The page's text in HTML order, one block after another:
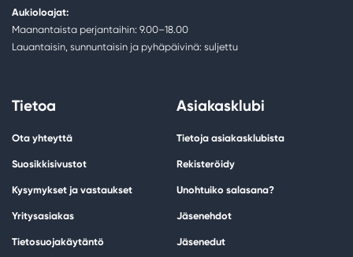
Aukioloajat:
Maanantaista perjantaihin: 9.00–18.00
Lauantaisin, sunnuntaisin ja pyhäpäivinä: suljettu
Tietoa
Ota yhteyttä
Suosikkisivustot
Kysymykset ja vastaukset
Yritysasiakas
Tietosuojakäytäntö
Asiakasklubi
Tietoja asiakasklubista
Rekisteröidy
Unohtuiko salasana?
Jäsenehdot
Jäsenedut